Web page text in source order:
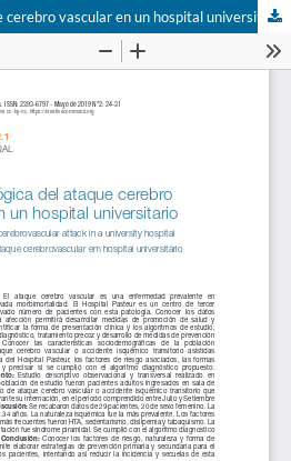
cerebro vascular en un hospital universitario